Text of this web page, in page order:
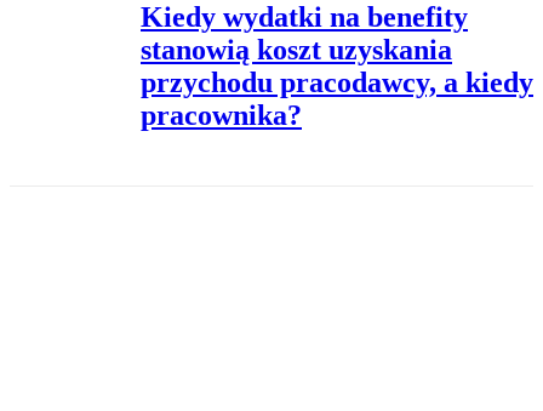
Kiedy wydatki na benefity
stanowią koszt uzyskania
przychodu pracodawcy, a kiedy
pracownika?